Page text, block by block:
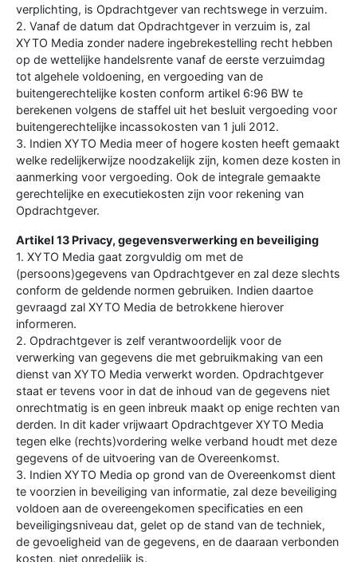
verplichting, is Opdrachtgever van rechtswege in verzuim.
2. Vanaf de datum dat Opdrachtgever in verzuim is, zal
XYTO Media zonder nadere ingebrekestelling recht hebben
op de wettelijke handelsrente vanaf de eerste verzuimdag
tot algehele voldoening, en vergoeding van de
buitengerechtelijke kosten conform artikel 6:96 BW te
berekenen volgens de staffel uit het besluit vergoeding voor
buitengerechtelijke incassokosten van 1 juli 2012.
3. Indien XYTO Media meer of hogere kosten heeft gemaakt
welke redelijkerwijze noodzakelijk zijn, komen deze kosten in
aanmerking voor vergoeding. Ook de integrale gemaakte
gerechtelijke en executiekosten zijn voor rekening van
Opdrachtgever.
Artikel 13 Privacy, gegevensverwerking en beveiliging
1. XYTO Media gaat zorgvuldig om met de
(persoons)gegevens van Opdrachtgever en zal deze slechts
conform de geldende normen gebruiken. Indien daartoe
gevraagd zal XYTO Media de betrokkene hierover
informeren.
2. Opdrachtgever is zelf verantwoordelijk voor de
verwerking van gegevens die met gebruikmaking van een
dienst van XYTO Media verwerkt worden. Opdrachtgever
staat er tevens voor in dat de inhoud van de gegevens niet
onrechtmatig is en geen inbreuk maakt op enige rechten van
derden. In dit kader vrijwaart Opdrachtgever XYTO Media
tegen elke (rechts)vordering welke verband houdt met deze
gegevens of de uitvoering van de Overeenkomst.
3. Indien XYTO Media op grond van de Overeenkomst dient
te voorzien in beveiliging van informatie, zal deze beveiliging
voldoen aan de overeengekomen specificaties en een
beveiligingsniveau dat, gelet op de stand van de techniek,
de gevoeligheid van de gegevens, en de daaraan verbonden
kosten, niet onredelijk is.